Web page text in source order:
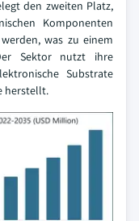
den zweiten Platz,
Komponenten
was zu einem
Sektor nutzt ihre
Substrate
herstellt.